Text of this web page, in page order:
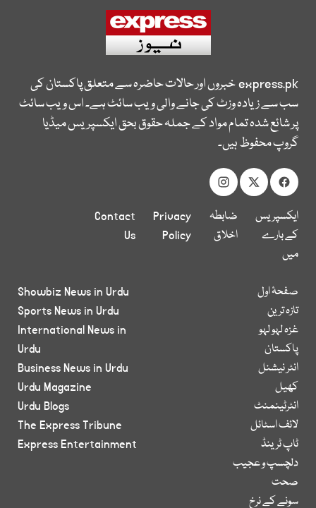
express.pkخبروں اور حالات حاضرہ سے متعلق پاکستان کی
سب سے زیادہ وزٹ کی جانے والی ویب سائٹ ہے۔ اس ویب سائٹ
پر شائع شدہ تمام مواد کے جملہ حقوق بحق ایکسپریس میڈیا
گروپ محفوظ ہیں۔
ایکسپریس
کے بارے
میں
ضابطہ
اخلاق
Privacy
Policy
Contact
Us
صفحۂ اول
تازہ ترین
غزہ لہو لہو
پاکستان
انٹر نیشنل
کھیل
انٹرٹینمنٹ
لائف اسٹائل
ٹاپ ٹرینڈ
دلچسپ و عجیب
صحت
سونے کے نرخ
Showbiz News in Urdu
Sports News in Urdu
International News in
Urdu
Business News in Urdu
Urdu Magazine
Urdu Blogs
The Express Tribune
Express Entertainment